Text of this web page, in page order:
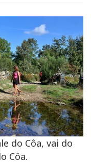
do Côa, vai do
Côa.